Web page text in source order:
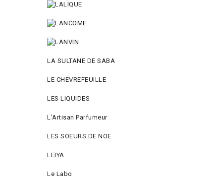
LA SULTANE DE SABA
LE CHEVREFEUILLE
LES LIQUIDES
L'Artisan Parfumeur
LES SOEURS DE NOE
LEIYA
Le Labo